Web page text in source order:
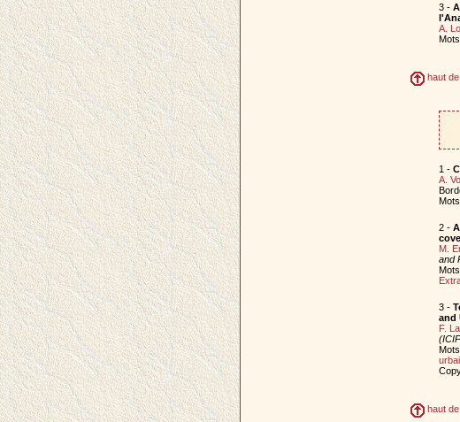
3 -
A.
haut
1 -
A.
2 -
M.
and
3 -
and
F.
haut